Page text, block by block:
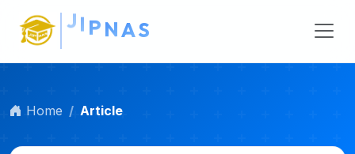
Main Navigation
Main Content
Sidebar
Home Article